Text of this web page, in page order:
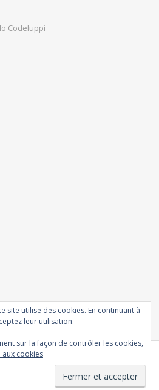
Codeluppi
site utilise des cookies. En continuant à
leur utilisation.
sur la façon de contrôler les cookies,
cookies